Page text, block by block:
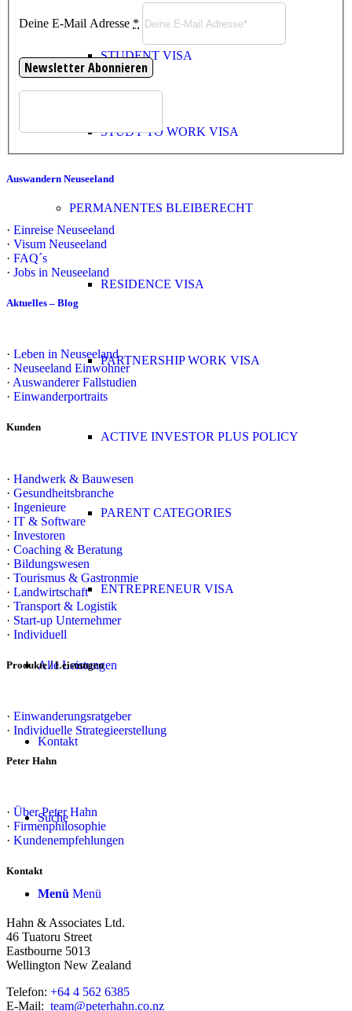
STUDENT VISA
STUDY TO WORK VISA
PERMANENTES BLEIBERECHT
RESIDENCE VISA
PARTNERSHIP WORK VISA
ACTIVE INVESTOR PLUS POLICY
PARENT CATEGORIES
ENTREPRENEUR VISA
Alle Leistungen
Kontakt
Suche
Menü Menü
Deine E-Mail Adresse *
Auswandern Neuseeland
· Einreise Neuseeland
· Visum Neuseeland
· FAQ´s
· Jobs in Neuseeland
Aktuelles – Blog
· Leben in Neuseeland
· Neuseeland Einwohner
· Auswanderer Fallstudien
· Einwanderportraits
Kunden
· Handwerk & Bauwesen
· Gesundheitsbranche
· Ingenieure
· IT & Software
· Investoren
· Coaching & Beratung
· Bildungswesen
· Tourismus & Gastronmie
· Landwirtschaft
· Transport & Logistik
· Start-up Unternehmer
· Individuell
Produkte / Leistungen
· Einwanderungsratgeber
· Individuelle Strategieerstellung
Peter Hahn
· Über Peter Hahn
· Firmenphilosophie
· Kundenempfehlungen
Kontakt
Hahn & Associates Ltd.
46 Tuatoru Street
Eastbourne 5013
Wellington New Zealand
Telefon: +64 4 562 6385
E-Mail: team@peterhahn.co.nz